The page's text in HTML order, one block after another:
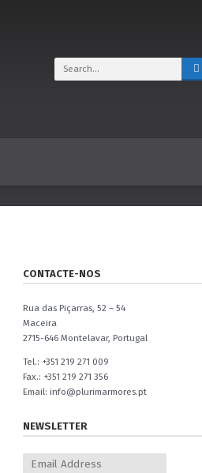
CONTACTE-NOS
Rua das Piçarras, 52 – 54
Maceira
2715-646 Montelavar, Portugal
Tel.: +351 219 271 009
Fax.: +351 219 271 356
Email: info@plurimarmores.pt
NEWSLETTER